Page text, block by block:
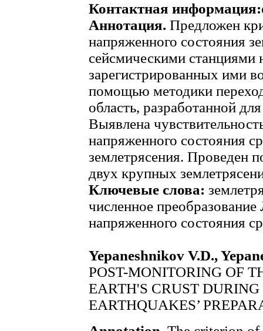
Контактная информация:
Аннотация. Предложен
напряженного состояния
сейсмическими станциями
зарегистрированных ими
помощью методики
область, разработанной
Выявлена
напряженного состояния
землетрясения. Проведен
двух крупных
Ключевые слова:
численное
напряженного состояния
Yepaneshnikov V.D.,
POST-MONITORING OF
EARTH'S CRUST
EARTHQUAKES’